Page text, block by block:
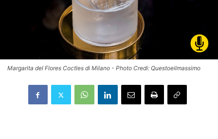
Margarita del Flores Coctles di Milano - Photo Credi: Questoeilmassimo